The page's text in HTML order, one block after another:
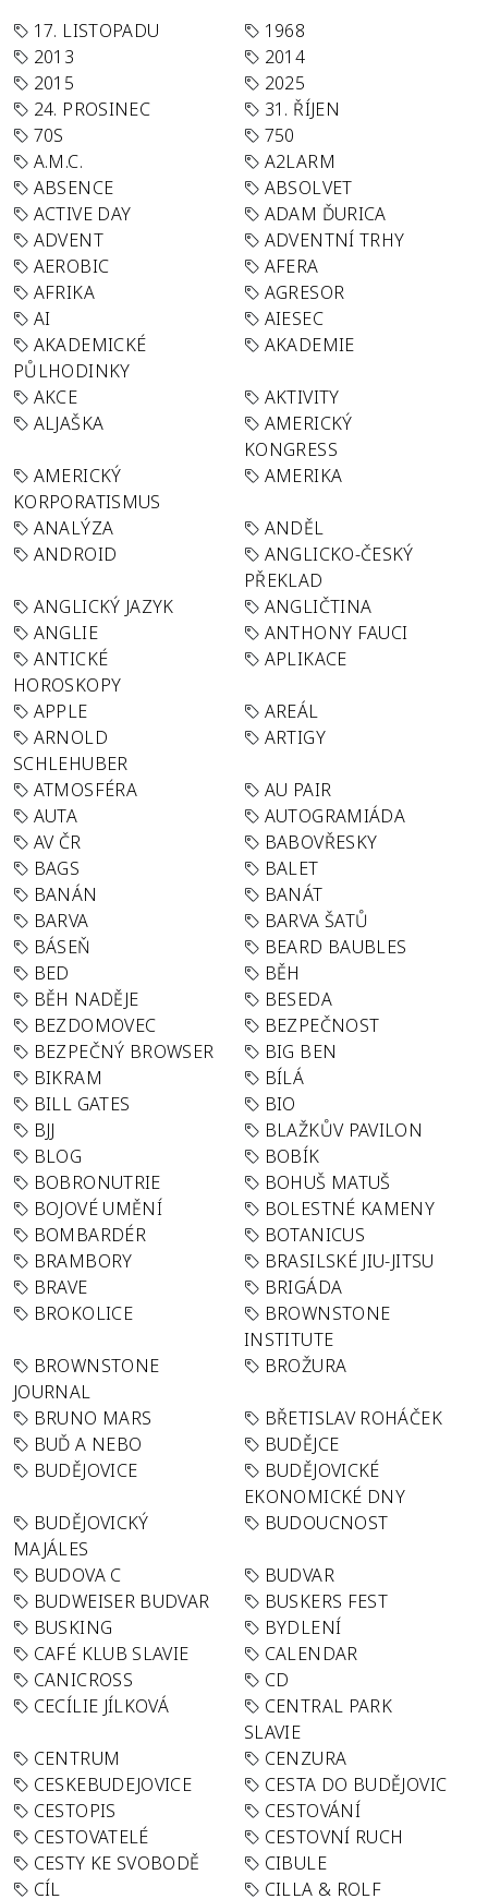
17. LISTOPADU
1968
2013
2014
2015
2025
24. PROSINEC
31. ŘÍJEN
70S
750
A.M.C.
A2LARM
ABSENCE
ABSOLVET
ACTIVE DAY
ADAM ĎURICA
ADVENT
ADVENTNÍ TRHY
AEROBIC
AFERA
AFRIKA
AGRESOR
AI
AIESEC
AKADEMICKÉ
PŮLHODINKY
AKADEMIE
AKCE
AKTIVITY
ALJAŠKA
AMERICKÝ
KONGRESS
AMERICKÝ
KORPORATISMUS
AMERIKA
ANALÝZA
ANDĚL
ANDROID
ANGLICKO-ČESKÝ
PŘEKLAD
ANGLICKÝ JAZYK
ANGLIČTINA
ANGLIE
ANTHONY FAUCI
ANTICKÉ
HOROSKOPY
APLIKACE
APPLE
AREÁL
ARNOLD
SCHLEHUBER
ARTIGY
ATMOSFÉRA
AU PAIR
AUTA
AUTOGRAMIÁDA
AV ČR
BABOVŘESKY
BAGS
BALET
BANÁN
BANÁT
BARVA
BARVA ŠATŮ
BÁSEŇ
BEARD BAUBLES
BED
BĚH
BĚH NADĚJE
BESEDA
BEZDOMOVEC
BEZPEČNOST
BEZPEČNÝ BROWSER
BIG BEN
BIKRAM
BÍLÁ
BILL GATES
BIO
BJJ
BLAŽKŮV PAVILON
BLOG
BOBÍK
BOBRONUTRIE
BOHUŠ MATUŠ
BOJOVÉ UMĚNÍ
BOLESTNÉ KAMENY
BOMBARDÉR
BOTANICUS
BRAMBORY
BRASILSKÉ JIU-JITSU
BRAVE
BRIGÁDA
BROKOLICE
BROWNSTONE
INSTITUTE
BROWNSTONE
JOURNAL
BROŽURA
BRUNO MARS
BŘETISLAV ROHÁČEK
BUĎ A NEBO
BUDĚJCE
BUDĚJOVICE
BUDĚJOVICKÉ
EKONOMICKÉ DNY
BUDĚJOVICKÝ
MAJÁLES
BUDOUCNOST
BUDOVA C
BUDVAR
BUDWEISER BUDVAR
BUSKERS FEST
BUSKING
BYDLENÍ
CAFÉ KLUB SLAVIE
CALENDAR
CANICROSS
CD
CECÍLIE JÍLKOVÁ
CENTRAL PARK
SLAVIE
CENTRUM
CENZURA
CESKEBUDEJOVICE
CESTA DO BUDĚJOVIC
CESTOPIS
CESTOVÁNÍ
CESTOVATELÉ
CESTOVNÍ RUCH
CESTY KE SVOBODĚ
CIBULE
CÍL
CILLA & ROLF